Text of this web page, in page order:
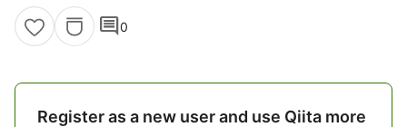
comment0
Register as a new user and use Qiita more